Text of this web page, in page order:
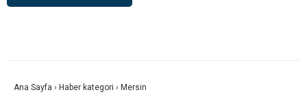
Ana Sayfa › Haber kategori › Mersin